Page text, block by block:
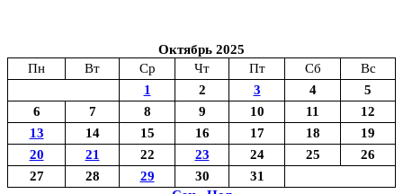
Октябрь 2025
Пн
Вт Ср Чт Пт Сб
Вс
1
2 3 4
5
6
7 8 9 10 11
12
13
14 15 16 17 18
19
20
21 22 23 24 25
26
27
28 29 30
31